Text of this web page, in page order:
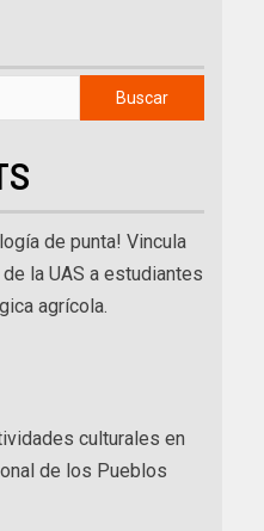
Buscar
de punta! Vincula
la UAS a estudiantes
agrícola.
culturales en
de los Pueblos